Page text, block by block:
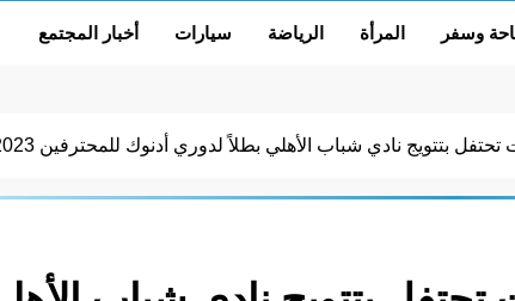
وسفر المرأة الرياضة سيارات أخبار المجتمع
تحتفل بتتويج نادي شباب الأهلي بطلاً لدوري أدنوك للمحترفين 2023